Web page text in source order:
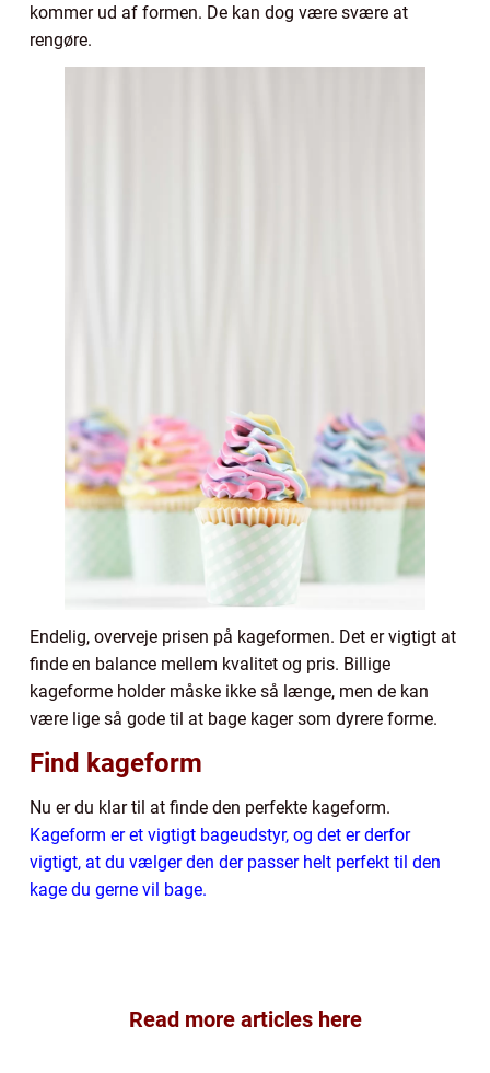
kommer ud af formen. De kan dog være svære at
rengøre.
Endelig, overveje prisen på kageformen. Det er vigtigt at
finde en balance mellem kvalitet og pris. Billige
kageforme holder måske ikke så længe, men de kan
være lige så gode til at bage kager som dyrere forme.
Find kageform
Nu er du klar til at finde den perfekte kageform.
Kageform er et vigtigt bageudstyr, og det er derfor
vigtigt, at du vælger den der passer helt perfekt til den
kage du gerne vil bage.
Read more articles here